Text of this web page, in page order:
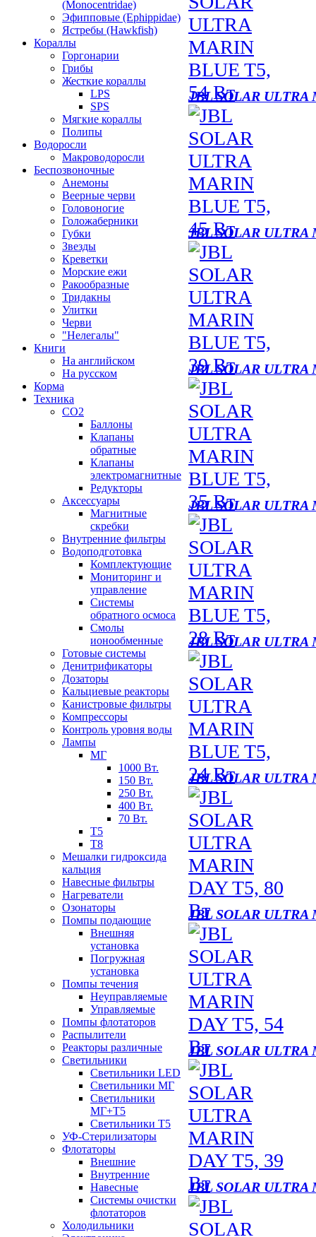
(Monocentridae)
Эфипповые (Ephippidae)
Ястребы (Hawkfish)
Кораллы
Горгонарии
Грибы
Жесткие кораллы
LPS
SPS
Мягкие кораллы
Полипы
Водоросли
Макроводоросли
Беспозвоночные
Анемоны
Веерные черви
Головоногие
Голожаберники
Губки
Звезды
Креветки
Морские ежи
Ракообразные
Тридакны
Улитки
Черви
"Нелегалы"
Книги
На английском
На русском
Корма
Техника
CO2
Баллоны
Клапаны
обратные
Клапаны
электромагнитные
Редукторы
Аксессуары
Магнитные
скребки
Внутренние фильтры
Водоподготовка
Комплектующие
Мониторинг и
управление
Системы
обратного осмоса
Смолы
ионообменные
Готовые системы
Денитрификаторы
Дозаторы
Кальциевые реакторы
Канистровые фильтры
Компрессоры
Контроль уровня воды
Лампы
МГ
1000 Вт.
150 Вт.
250 Вт.
400 Вт.
70 Вт.
Т5
Т8
Мешалки гидроксида
кальция
Навесные фильтры
Нагреватели
Озонаторы
Помпы подающие
Внешняя
установка
Погружная
установка
Помпы течения
Неуправляемые
Управляемые
Помпы флотаторов
Распылители
Реакторы различные
Светильники
Светильники LED
Светильники МГ
Светильники
МГ+T5
Светильники Т5
УФ-Стерилизаторы
Флотаторы
Внешние
Внутренние
Навесные
Системы очистки
флотаторов
Холодильники
JBL SOLAR
JBL SOLAR
JBL SOLAR
JBL SOLAR
JBL SOLAR
JBL SOLAR
JBL SOLAR
JBL SOLAR
JBL SOLAR